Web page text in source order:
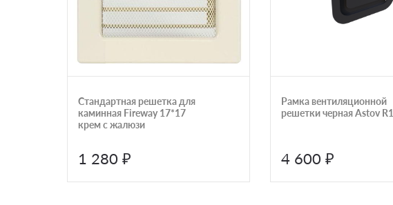
Стандартная решетка для
каминная Fireway 17*17
крем с жалюзи
1 280 ₽
Рамка вентиляционной
решетки черная Astov R1
4 600 ₽